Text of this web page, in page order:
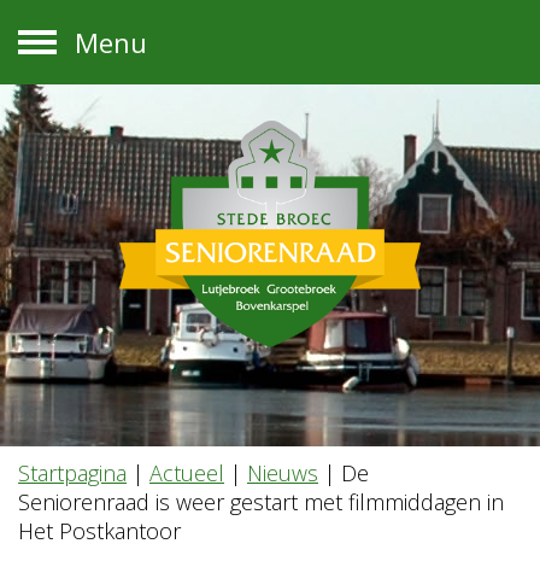
Menu
Startpagina | Actueel | Nieuws | De
Seniorenraad is weer gestart met filmmiddagen in
Het Postkantoor